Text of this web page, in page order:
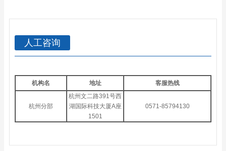
人工咨询
机构名 地址 客服热线
杭州分部
杭州文二路391号西
湖国际科技大厦A座
1501
0571-85794130